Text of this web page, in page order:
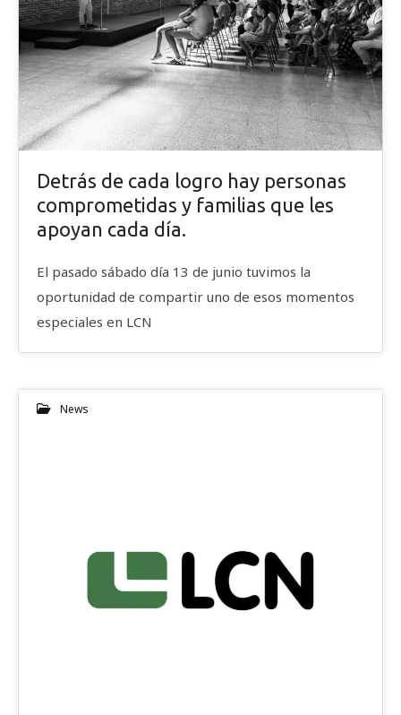
Detrás de cada logro hay personas
comprometidas y familias que les
apoyan cada día.
El pasado sábado día 13 de junio tuvimos la
oportunidad de compartir uno de esos momentos
especiales en LCN
News